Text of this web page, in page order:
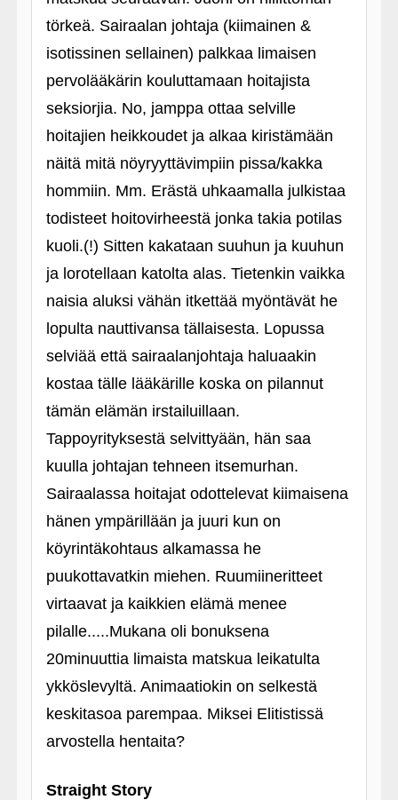
törkeä. Sairaalan johtaja (kiimainen &
isotissinen sellainen) palkkaa limaisen
pervolääkärin kouluttamaan hoitajista
seksiorjia. No, jamppa ottaa selville
hoitajien heikkoudet ja alkaa kiristämään
näitä mitä nöyryyttävimpiin pissa/kakka
hommiin. Mm. Erästä uhkaamalla julkistaa
todisteet hoitovirheestä jonka takia potilas
kuoli.(!) Sitten kakataan suuhun ja kuuhun
ja lorotellaan katolta alas. Tietenkin vaikka
naisia aluksi vähän itkettää myöntävät he
lopulta nauttivansa tällaisesta. Lopussa
selviää että sairaalanjohtaja haluaakin
kostaa tälle lääkärille koska on pilannut
tämän elämän irstailuillaan.
Tappoyrityksestä selvittyään, hän saa
kuulla johtajan tehneen itsemurhan.
Sairaalassa hoitajat odottelevat kiimaisena
hänen ympärillään ja juuri kun on
köyrintäkohtaus alkamassa he
puukottavatkin miehen. Ruumiineritteet
virtaavat ja kaikkien elämä menee
pilalle.....Mukana oli bonuksena
20minuuttia limaista matskua leikatulta
ykköslevyltä. Animaatiokin on selkestä
keskitasoa parempaa. Miksei Elitistissä
arvostella hentaita?
Straight Story